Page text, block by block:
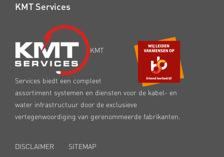
KMT Services
KMT
Services biedt een compleet
assortiment systemen en diensten voor de kabel- en
water infrastructuur door de exclusieve
vertegenwoordiging van gerenommeerde fabrikanten.
DISCLAIMER SITEMAP